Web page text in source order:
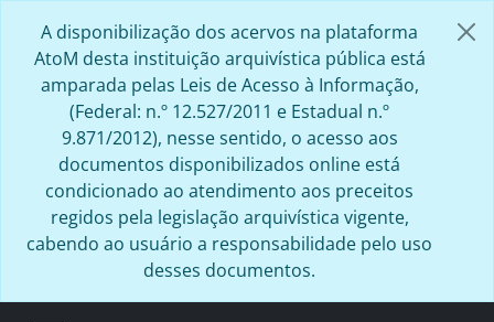
A disponibilização dos acervos na plataforma
AtoM desta instituição arquivística pública está
amparada pelas Leis de Acesso à Informação,
(Federal: n.º 12.527/2011 e Estadual n.º
9.871/2012), nesse sentido, o acesso aos
documentos disponibilizados online está
condicionado ao atendimento aos preceitos
regidos pela legislação arquivística vigente,
cabendo ao usuário a responsabilidade pelo uso
desses documentos.